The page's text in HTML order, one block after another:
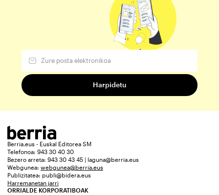
Berria.eus - Euskal Editorea SM
Telefonoa: 943 30 40 30
Bezero arreta: 943 30 43 45 | laguna@berria.eus
Webgunea: webgunea@berria.eus
Publizitatea: publi@bidera.eus
Harremanetan jarri
ORRIALDE KORPORATIBOAK